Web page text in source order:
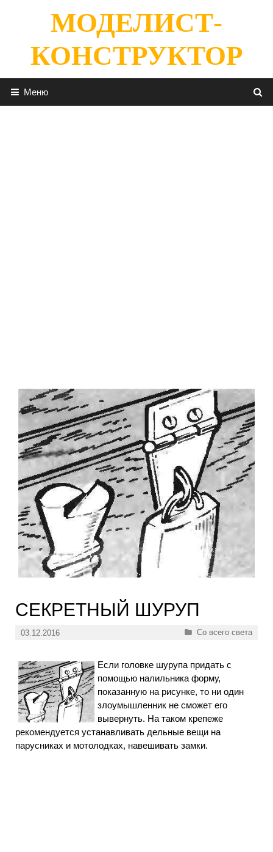
содержимомуМОДЕЛИСТ-
КОНСТРУКТОР
Меню
СЕКРЕТНЫЙ ШУРУП
03.12.2016 Рубрики
Со всего света
Если головке шурупа придать с
помощью налильника форму,
показанную на рисунке, то ни один
злоумышленник не сможет его
вывернуть. На таком крепеже
рекомендуется устанавливать дельные вещи на
парусниках и мотолодках, навешивать замки.